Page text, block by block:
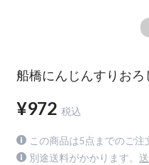
船橋にんじんすりお
¥972 税込
この商品は5点までのご注
別途送料がかかります。